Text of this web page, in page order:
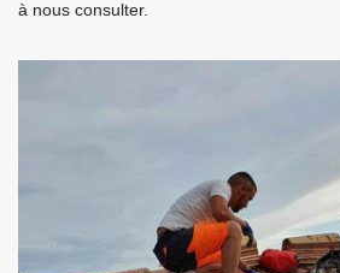
à nous consulter.